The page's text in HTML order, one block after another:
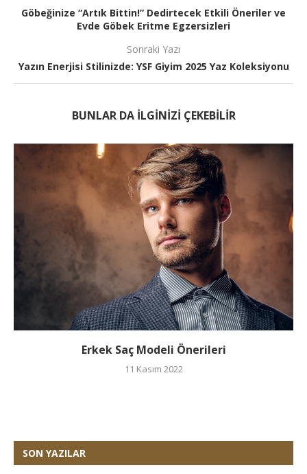
Göbeğinize “Artık Bittin!” Dedirtecek Etkili Öneriler ve
Evde Göbek Eritme Egzersizleri
Sonraki Yazı
Yazın Enerjisi Stilinizde: YSF Giyim 2025 Yaz Koleksiyonu
BUNLAR DA ILGINIZI ÇEKEBILIR
Erkek Saç Modeli Önerileri
11 Kasım 2022
SON YAZILAR